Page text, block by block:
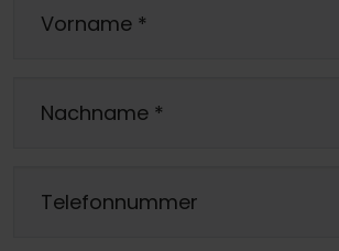
Vorname *
Nachname *
Telefonnummer